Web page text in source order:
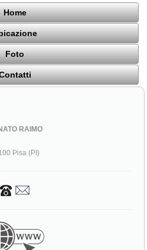
Home
Foto
RAIMO
Pisa (PI)